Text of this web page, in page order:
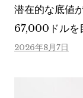
潜在的な底値
67,000ドルを
2026年8月7日